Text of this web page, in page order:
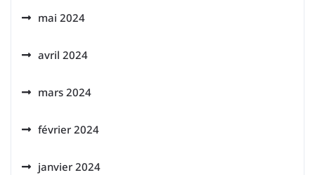
mai 2024
avril 2024
mars 2024
février 2024
janvier 2024